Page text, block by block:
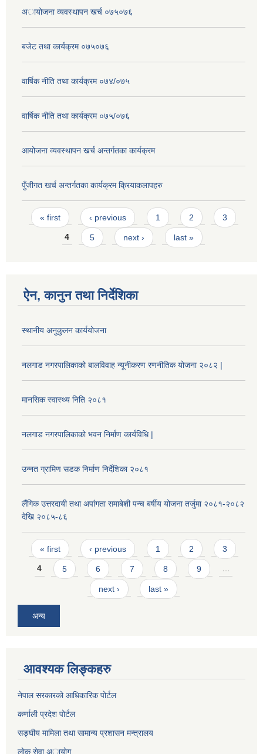
अायोजना व्यवस्थापन खर्च ०७५०७६
बजेट तथा कार्यक्रम ०७५०७६
वार्षिक नीति तथा कार्यक्रम ०७४/०७५
वार्षिक नीति तथा कार्यक्रम ०७५/०७६
आयोजना व्यवस्थापन खर्च अन्तर्गतका कार्यक्रम
पुँजीगत खर्च अन्तर्गतका कार्यक्रम क्रियाकलापहरु
Pages
« first ‹ previous 1 2 3
4 5 next › last »
ऐन, कानुन तथा निर्देशिका
स्थानीय अनुकुलन कार्ययोजना
नलगाड नगरपालिकाको बालविवाह न्यूनीकरण रणनीतिक योजना २०८२ |
मानसिक स्वास्थ्य निति २०८१
नलगाड नगरपालिकाको भवन निर्माण कार्यविधि |
उन्नत ग्रामिण सडक निर्माण निर्देशिका २०८१
लैंगिक उत्तरदायी तथा अपांगता समाबेशी पन्च बर्षीय योजना तर्जुमा २०८१-२०८२
देखि २०८५-८६
Pages
« first ‹ previous 1 2 3
4 5 6 7 8 9 …
next › last »
अन्य
आवश्यक लिङ्कहरु
नेपाल सरकारको आधिकारिक पोर्टल
कर्णाली प्रदेश पोर्टल
सङ्घीय मामिला तथा सामान्य प्रशासन मन्त्रालय
लाेक सेवा अायाेग